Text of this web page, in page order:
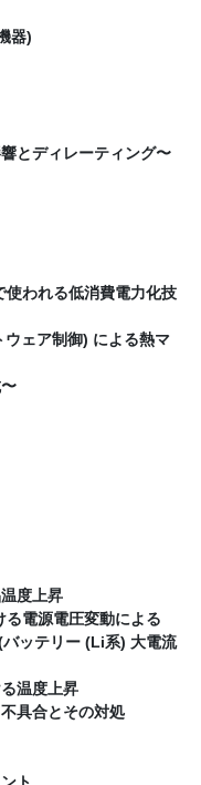
器)
とディレーティング〜
われる低消費電力化技
ェア制御) による熱マ
度上昇
電源電圧変動による
ッテリー (Li系) 大電流
温度上昇
具合とその対処
ト